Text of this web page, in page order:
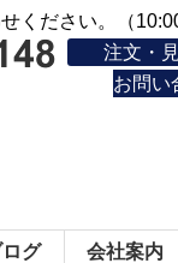
ください。（
注文・
お問い
グ 会社案内